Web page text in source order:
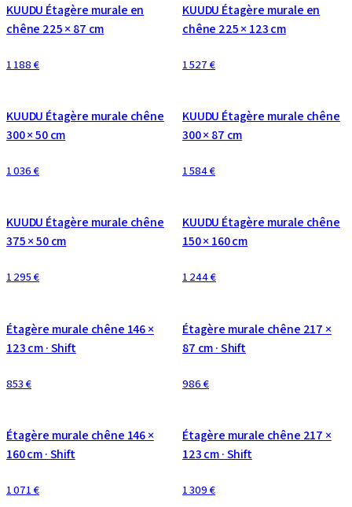
KUUDU Étagère murale en
chêne 225 × 87 cm
1 188 €
KUUDU Étagère murale en
chêne 225 × 123 cm
1 527 €
KUUDU Étagère murale chêne
300 × 50 cm
1 036 €
KUUDU Étagère murale chêne
300 × 87 cm
1 584 €
KUUDU Étagère murale chêne
375 × 50 cm
1 295 €
KUUDU Étagère murale chêne
150 × 160 cm
1 244 €
Étagère murale chêne 146 ×
123 cm · Shift
853 €
Étagère murale chêne 217 ×
87 cm · Shift
986 €
Étagère murale chêne 146 ×
160 cm · Shift
1 071 €
Étagère murale chêne 217 ×
123 cm · Shift
1 309 €